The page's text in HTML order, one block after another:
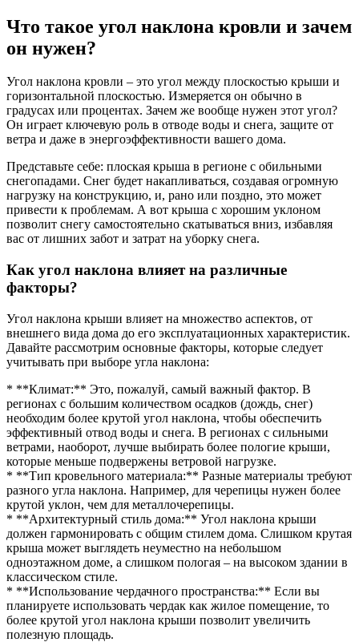
Что такое угол наклона кровли и зачем
он нужен?
Угол наклона кровли – это угол между плоскостью крыши и
горизонтальной плоскостью. Измеряется он обычно в
градусах или процентах. Зачем же вообще нужен этот угол?
Он играет ключевую роль в отводе воды и снега, защите от
ветра и даже в энергоэффективности вашего дома.
Представьте себе: плоская крыша в регионе с обильными
снегопадами. Снег будет накапливаться, создавая огромную
нагрузку на конструкцию, и, рано или поздно, это может
привести к проблемам. А вот крыша с хорошим уклоном
позволит снегу самостоятельно скатываться вниз, избавляя
вас от лишних забот и затрат на уборку снега.
Как угол наклона влияет на различные
факторы?
Угол наклона крыши влияет на множество аспектов, от
внешнего вида дома до его эксплуатационных характеристик.
Давайте рассмотрим основные факторы, которые следует
учитывать при выборе угла наклона:
* **Климат:** Это, пожалуй, самый важный фактор. В
регионах с большим количеством осадков (дождь, снег)
необходим более крутой угол наклона, чтобы обеспечить
эффективный отвод воды и снега. В регионах с сильными
ветрами, наоборот, лучше выбирать более пологие крыши,
которые меньше подвержены ветровой нагрузке.
* **Тип кровельного материала:** Разные материалы требуют
разного угла наклона. Например, для черепицы нужен более
крутой уклон, чем для металлочерепицы.
* **Архитектурный стиль дома:** Угол наклона крыши
должен гармонировать с общим стилем дома. Слишком крутая
крыша может выглядеть неуместно на небольшом
одноэтажном доме, а слишком пологая – на высоком здании в
классическом стиле.
* **Использование чердачного пространства:** Если вы
планируете использовать чердак как жилое помещение, то
более крутой угол наклона крыши позволит увеличить
полезную площадь.